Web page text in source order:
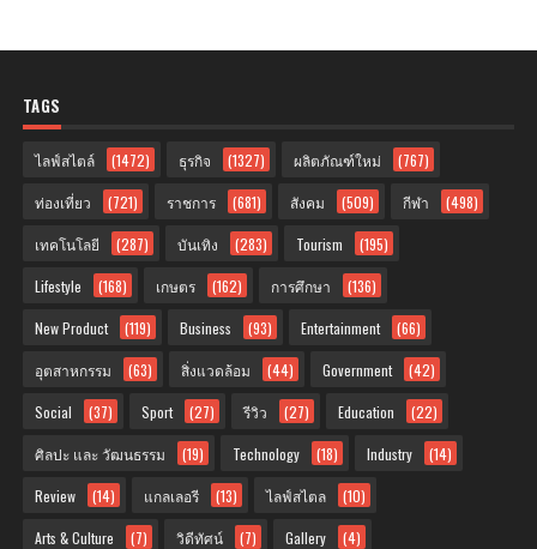
TAGS
ไลฟ์สไตล์ (1472) ธุรกิจ (1327) ผลิตภัณฑ์ใหม่ (767)
ท่องเที่ยว (721) ราชการ (681) สังคม (509) กีฬา (498)
เทคโนโลยี (287) บันเทิง (283) Tourism (195)
Lifestyle (168) เกษตร (162) การศึกษา (136)
New Product (119) Business (93) Entertainment (66)
อุตสาหกรรม (63) สิ่งแวดล้อม (44) Government (42)
Social (37) Sport (27) รีวิว (27) Education (22)
ศิลปะ และ วัฒนธรรม (19) Technology (18) Industry (14)
Review (14) แกลเลอรี (13) ไลฟ์สไตล (10)
Arts & Culture (7) วิดีทัศน์ (7) Gallery (4)